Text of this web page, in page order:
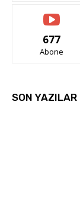
677
Abone
SON YAZILAR